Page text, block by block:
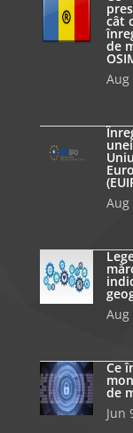
cât
de
Aug
Aug
Aug
Ce
de
Jun